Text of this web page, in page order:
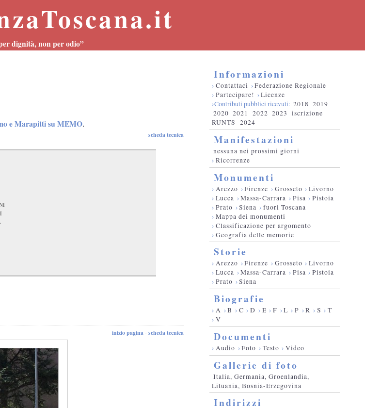
dignità, non per odio”
e Marapitti su MEMO.
scheda tecnica
inizio pagina - scheda tecnica
Informazioni
› Contattaci ›Federazione Regionale
› Partecipare! ›Licenze
›Contributi pubblici ricevuti: 2018 2019
2020 2021 2022 2023
iscrizione
RUNTS
2024
Manifestazioni
nessuna nei prossimi giorni
› Ricorrenze
Monumenti
› Arezzo ›Firenze › Grosseto › Livorno
› Lucca ›Massa-Carrara › Pisa › Pistoia
› Prato ›Siena › fuori Toscana
› Mappa dei monumenti
› Classificazione per argomento
› Geografia delle memorie
Storie
› Arezzo ›Firenze › Grosseto › Livorno
› Lucca ›Massa-Carrara › Pisa › Pistoia
› Prato ›Siena
Biografie
› A ›B › C › D › E › F ›L › P ›R › S › T
› V
Documenti
› Audio ›Foto › Testo › Video
Gallerie di foto
Italia, Germania, Groenlandia,
Lituania, Bosnia-Erzegovina
Indirizzi